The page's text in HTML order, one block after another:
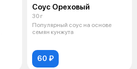
Соус Ореховый
30 г
Популярный соус на основе
семян кунжута
60 ₽